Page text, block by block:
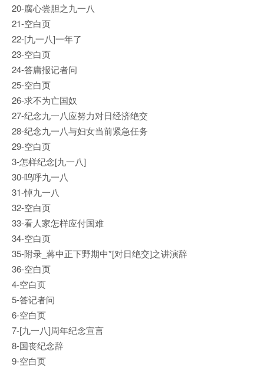
20-腐心尝胆之九一八
21-空白页
22-[九一八]一年了
23-空白页
24-答庸报记者问
25-空白页
26-求不为亡国奴
27-纪念九一八应努力对日经济绝交
28-纪念九一八与妇女当前紧急任务
29-空白页
3-怎样纪念[九一八]
30-呜呼九一八
31-悼九一八
32-空白页
33-看人家怎样应付国难
34-空白页
35-附录_蒋中正下野期中*[对日绝交]之讲演辞
36-空白页
4-空白页
5-答记者问
6-空白页
7-[九一八]周年纪念宣言
8-国丧纪念辞
9-空白页